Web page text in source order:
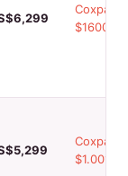
$1600!
$1.001!